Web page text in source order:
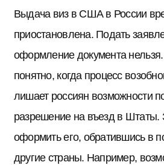
Выдача виз в США в России
приостановлена. Подать
оформление документа
понятно, когда процесс
лишает россиян возможности
разрешение на въезд в Штаты.
оформить его, обратившись в
другие страны. Например,